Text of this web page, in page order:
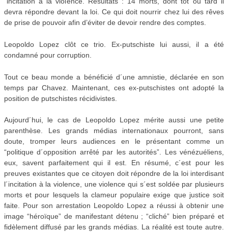
devra répondre devant la loi. Ce qui doit nourrir chez lui des rêves
de prise de pouvoir afin d’éviter de devoir rendre des comptes.
Leopoldo Lopez clôt ce trio. Ex-putschiste lui aussi, il a été
condamné pour corruption.
Tout ce beau monde a bénéficié d´une amnistie, déclarée en son
temps par Chavez. Maintenant, ces ex-putschistes ont adopté la
position de putschistes récidivistes.
Aujourd´hui, le cas de Leopoldo Lopez mérite aussi une petite
parenthèse. Les grands médias internationaux pourront, sans
doute, tromper leurs audiences en le présentant comme un
“politique d´opposition arrêté par les autorités”. Les vénézuéliens,
eux, savent parfaitement qui il est. En résumé, c´est pour les
preuves existantes que ce citoyen doit répondre de la loi interdisant
l´incitation à la violence, une violence qui s´est soldée par plusieurs
morts et pour lesquels la clameur populaire exige que justice soit
faite. Pour son arrestation Leopoldo Lopez a réussi à obtenir une
image “héroïque” de manifestant détenu ; “cliché” bien préparé et
fidèlement diffusé par les grands médias. La réalité est toute autre.